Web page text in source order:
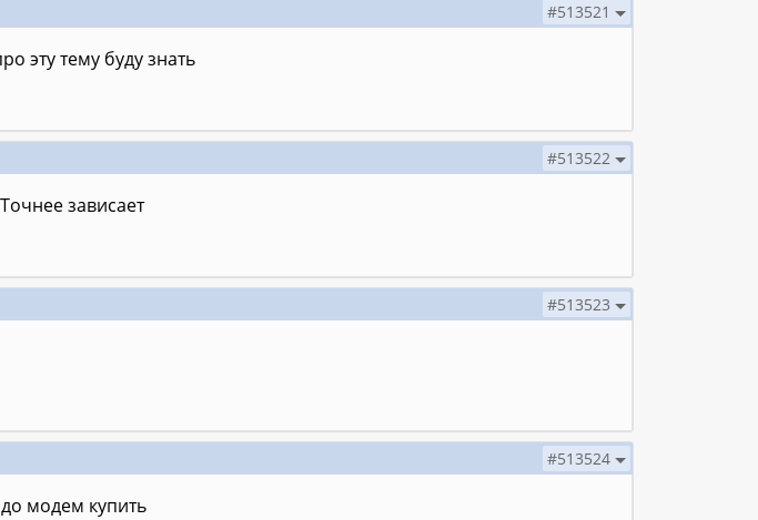
#513521
эту тему буду знать
#513522
зависает
#513523
#513524
модем купить